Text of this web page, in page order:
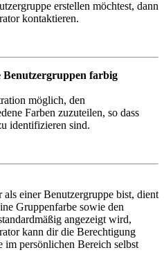
erstellen möchtest, dann
kontaktieren.
Benutzergruppen farbig
möglich, den
Farben zuzuteilen, so dass
identifizieren sind.
einer Benutzergruppe bist, dient
Gruppenfarbe sowie den
angezeigt wird,
kann dir die Berechtigung
im persönlichen Bereich selbst